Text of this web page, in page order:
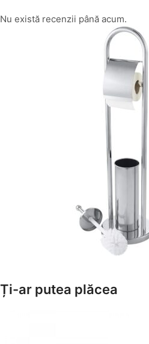
Nu există recenzii până acum.
Suporți Hârtie Igenică
Ți-ar putea plăcea